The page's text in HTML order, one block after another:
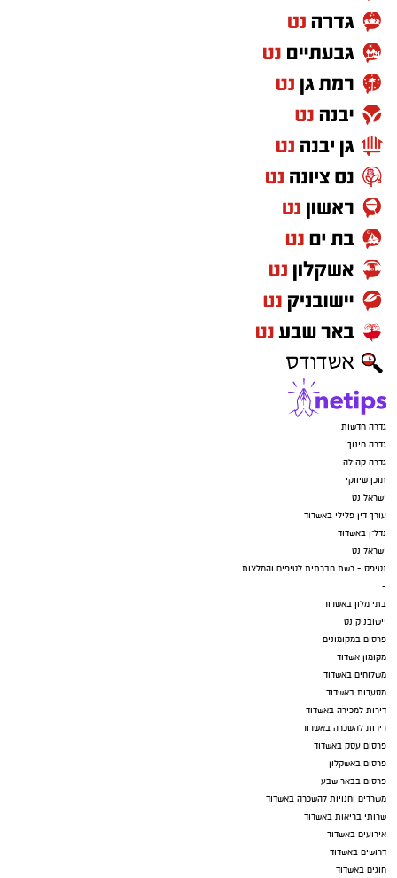
גדרה חדשות
גדרה חינוך
גדרה קהילה
תוכן שיווקי
ישראל נט
עורך דין פלילי באשדוד
נדל"ן באשדוד
ישראל נט
נטיפס - רשת חברתית לטיפים והמלצות
-
בתי מלון באשדוד
יישובניק נט
פרסום במקומונים
מקומון אשדוד
משלוחים באשדוד
מסעדות באשדוד
דירות למכירה באשדוד
דירות להשכרה באשדוד
פרסום עסק באשדוד
פרסום באשקלון
פרסום בבאר שבע
משרדים וחנויות להשכרה באשדוד
שרותי בריאות באשדוד
אירועים באשדוד
דרושים באשדוד
חוגים באשדוד